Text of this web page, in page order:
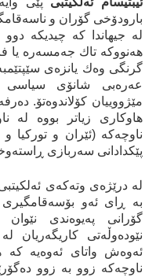
بارودۆخی گۆران و
لە جیهاندا کە چیدیکە
هەنووکە تاك جەمسەرە یا
عەرەبی شانۆی سیاسی
مێژووییان كۆلاندوەتۆ.
هاوكاری زیاتر بووە لە
ناوچەکە (ئێران و تورکیا
پێکدادانی سەربازی
لە درێژەی وتەکەی
بە ڕای ئەو
گۆرانی پەیوەندی نێوان
نێودەوڵەتی کاریگەریان
ئەوەش واتای ئەوەیە كە
ناوچەکە زوو بە زوو